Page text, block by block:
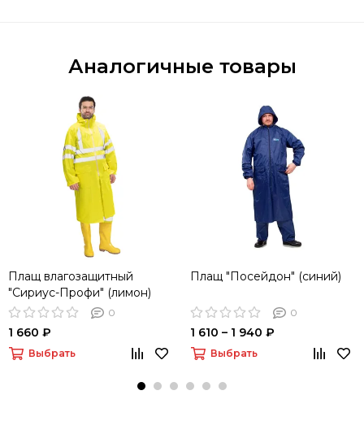
Аналогичные товары
Плащ влагозащитный
"Сириус-Профи" (лимон)
0
1 660 ₽
Выбрать
Плащ "Посейдон" (синий)
0
1 610 – 1 940 ₽
Выбрать